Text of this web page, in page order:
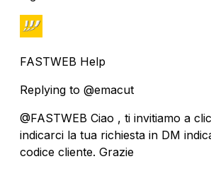
FASTWEB Help
Replying to @emacut
@FASTWEB Ciao , ti invitiamo a
indicarci la tua richiesta in DM
codice cliente. Grazie